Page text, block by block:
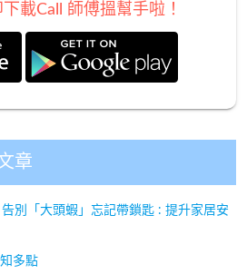
載Call 師傅搵幫手啦！
章
別「大頭蝦」忘記帶鎖匙 : 提升家居安
多點